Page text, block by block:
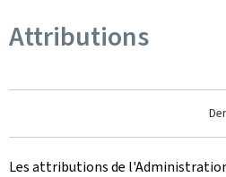
Attributions
Les attributions de